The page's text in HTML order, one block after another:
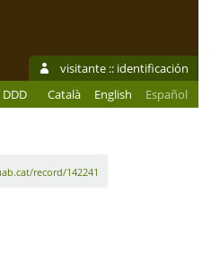
visitante :: identificación
Català English Español
record/142241